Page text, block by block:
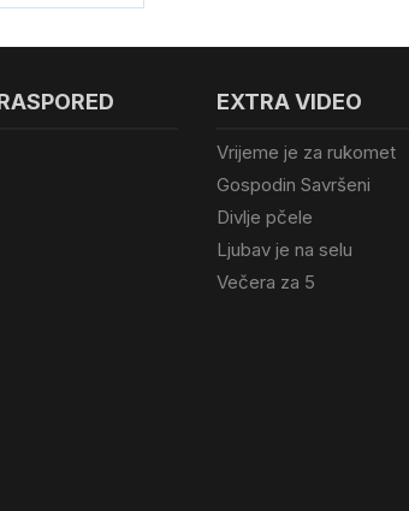
EXTRA VIDEO
Vrijeme je za rukomet
Gospodin Savršeni
Divlje pčele
Ljubav je na selu
Večera za 5